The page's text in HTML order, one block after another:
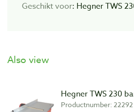
Geschikt voor: Hegner TWS
Also view
Hegner TWS 230
Productnumber: 22292